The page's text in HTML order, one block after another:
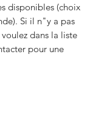
disponibles (choix
Si il n"y a pas
dans la liste
pour une